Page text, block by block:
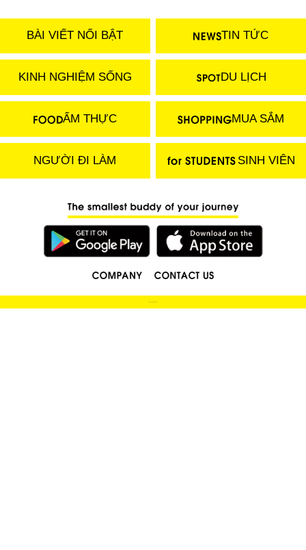
BÀI VIẾT NỔI BẬT TIN TỨC
KINH NGHIỆM SỐNG DU LỊCH
ẨM THỰC MUA SẮM
NGƯỜI ĐI LÀM SINH VIÊN